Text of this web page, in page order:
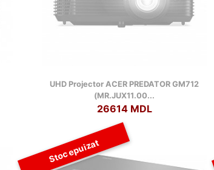
UHD Projector ACER PREDATOR GM712
(MR.JUX11.00...
26614 MDL
Stoc epuizat